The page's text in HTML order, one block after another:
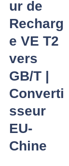
ur de
Recharg
e VE T2
vers
GB/T |
Converti
sseur
EU-
Chine